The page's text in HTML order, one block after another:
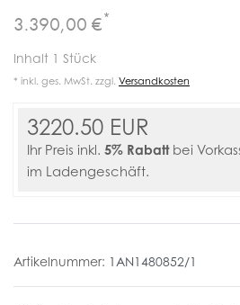
3.390,00 €*
Inhalt 1 Stück
* inkl. ges. MwSt. zzgl. Versandkosten
3220.50 EUR
Ihr Preis inkl. 5% Rabattbei
im Ladengeschäft.
Artikelnummer: 1AN1480852/1